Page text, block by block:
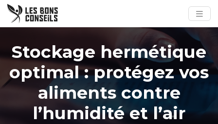
Stockage hermétique
optimal : protégez vos
aliments contre
l’humidité et l’air